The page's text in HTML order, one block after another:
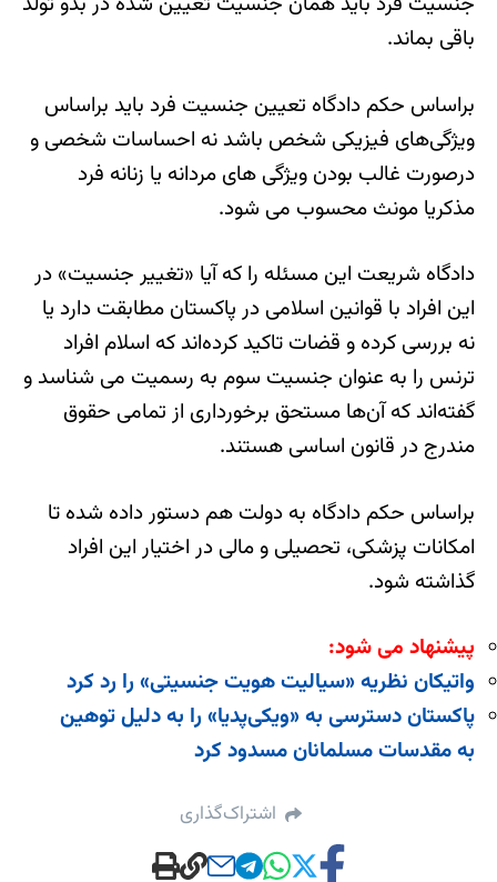
باقی بماند.
براساس حکم دادگاه تعیین جنسیت فرد باید براساس
ویژگی‌های فیزیکی شخص باشد نه احساسات شخصی و
درصورت غالب بودن ویژگی های مردانه یا زنانه فرد
مذکریا مونث محسوب می شود.
دادگاه شریعت این مسئله را که آیا «تغییر جنسیت» در
این افراد با قوانین اسلامی در پاکستان مطابقت دارد یا
نه بررسی کرده و قضات تاکید کرده‌اند که اسلام افراد
ترنس را به عنوان جنسیت سوم به رسمیت می شناسد و
گفته‌اند که آن‌ها مستحق برخورداری از تمامی حقوق
مندرج در قانون اساسی هستند.
براساس حکم دادگاه به دولت هم دستور داده شده تا
امکانات پزشکی، تحصیلی و مالی در اختیار این افراد
گذاشته شود.
پیشنهاد می شود:
واتیکان نظریه «سیالیت هویت جنسیتی» را رد کرد
پاکستان دسترسی به «ویکی‌پدیا» را به دلیل توهین
به مقدسات مسلمانان مسدود کرد
اشتراک‌گذاری